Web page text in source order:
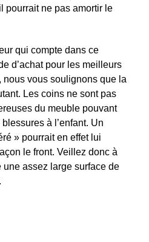
pourrait ne pas amortir le
qui compte dans ce
d’achat pour les meilleurs
nous vous soulignons que la
Les coins ne sont pas
du meuble pouvant
à l’enfant. Un
» pourrait en effet lui
le front. Veillez donc à
assez large surface de